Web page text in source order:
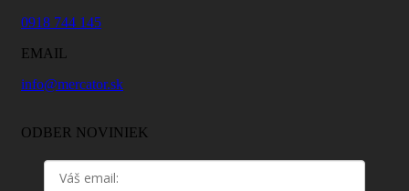
0918 744 145
EMAIL
info@mercator.sk
ODBER NOVINIEK